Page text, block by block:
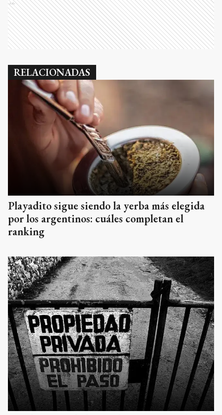
Ads
RELACIONADAS
Playadito sigue siendo la yerba más elegida
por los argentinos: cuáles completan el
ranking